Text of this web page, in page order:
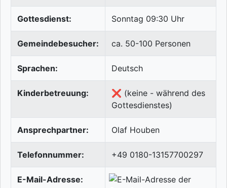
Gottesdienst: Sonntag 09:30 Uhr
Gemeindebesucher: ca. 50-100 Personen
Sprachen: Deutsch
Kinderbetreuung:
❌ (keine - während des
Gottesdienstes)
Ansprechpartner: Olaf Houben
Telefonnummer: +49 0180-13157700297
E-Mail-Adresse: